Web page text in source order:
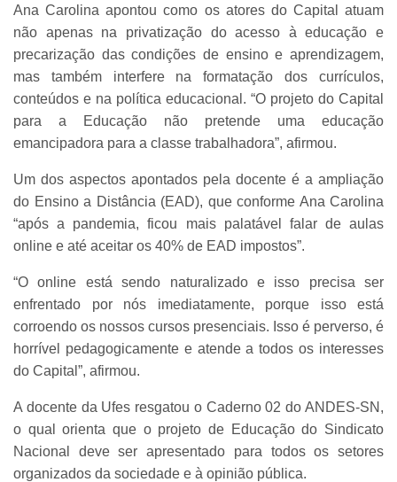
Ana Carolina apontou como os atores do Capital atuam
não apenas na privatização do acesso à educação e
precarização das condições de ensino e aprendizagem,
mas também interfere na formatação dos currículos,
conteúdos e na política educacional. “O projeto do Capital
para a Educação não pretende uma educação
emancipadora para a classe trabalhadora”, afirmou.
Um dos aspectos apontados pela docente é a ampliação
do Ensino a Distância (EAD), que conforme Ana Carolina
“após a pandemia, ficou mais palatável falar de aulas
online e até aceitar os 40% de EAD impostos”.
“O online está sendo naturalizado e isso precisa ser
enfrentado por nós imediatamente, porque isso está
corroendo os nossos cursos presenciais. Isso é perverso, é
horrível pedagogicamente e atende a todos os interesses
do Capital”, afirmou.
A docente da Ufes resgatou o Caderno 02 do ANDES-SN,
o qual orienta que o projeto de Educação do Sindicato
Nacional deve ser apresentado para todos os setores
organizados da sociedade e à opinião pública.